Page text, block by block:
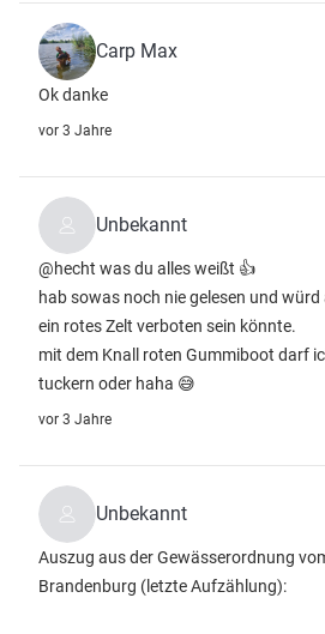
Carp Max
Ok danke
vor 3 Jahre
Unbekannt
@hecht was du alles weißt 👍
hab sowas noch nie gelesen und
ein rotes Zelt verboten sein könnte.
mit dem Knall roten Gummiboot darf
tuckern oder haha 😅
vor 3 Jahre
Unbekannt
Auszug aus der Gewässerordnung
Brandenburg (letzte Aufzählung):